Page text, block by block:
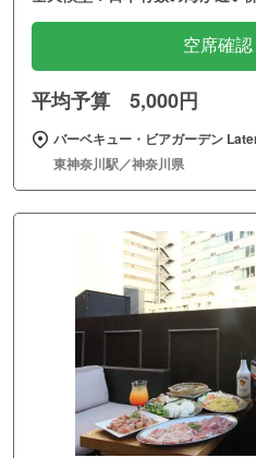
空席確
平均予算 5,000円
バーベキュー・ビアガーデン
東神奈川駅／神奈川県